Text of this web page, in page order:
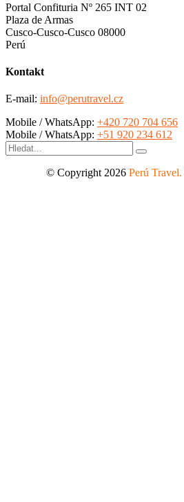
Portal Confituria Nº 265 INT 02
Plaza de Armas
Cusco-Cusco-Cusco 08000
Perú
Kontakt
E-mail: info@perutravel.cz
Mobile / WhatsApp: +420 720 704 656
Mobile / WhatsApp: +51 920 234 612
Search
for:
© Copyright 2026 Perú Travel.